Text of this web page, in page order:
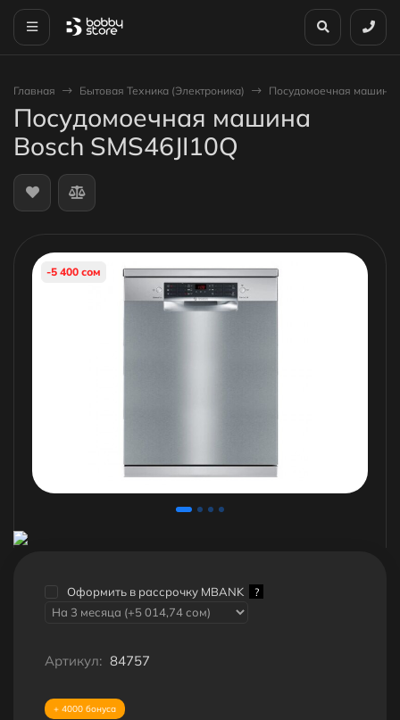
Главная Бытовая Техника (Электроника) Посудомоечная машина
Посудомоечная машина
Bosch SMS46JI10Q
-5 400 сом
Оформить в рассрочку MBANK ?
Артикул: 84757
+ 4000 бонуса